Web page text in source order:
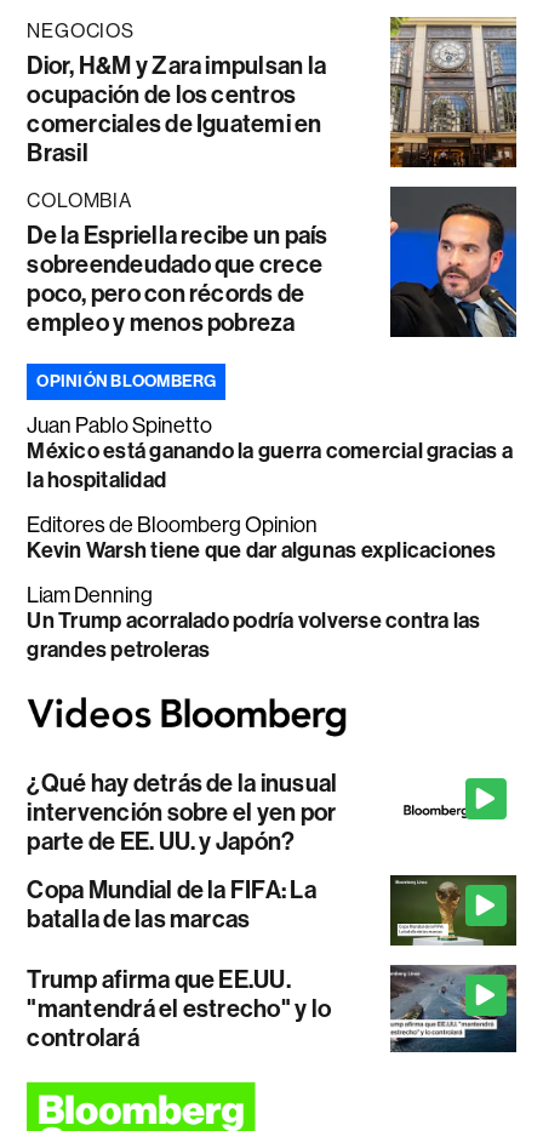
NEGOCIOS
Dior, H&M y Zara impulsan la
ocupación de los centros
comerciales de Iguatemi en
Brasil
COLOMBIA
De la Espriella recibe un país
sobreendeudado que crece
poco, pero con récords de
empleo y menos pobreza
OPINIÓN BLOOMBERG
Juan Pablo Spinetto
México está ganando la guerra comercial gracias a
la hospitalidad
Editores de Bloomberg Opinion
Kevin Warsh tiene que dar algunas explicaciones
Liam Denning
Un Trump acorralado podría volverse contra las
grandes petroleras
¿Qué hay detrás de la inusual
intervención sobre el yen por
parte de EE. UU. y Japón?
Copa Mundial de la FIFA: La
batalla de las marcas
Trump afirma que EE.UU.
"mantendrá el estrecho" y lo
controlará